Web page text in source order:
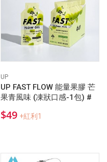
UP
UP FAST FLOW 能量果膠 芒
果青風味 (凍狀口感-1包) #
$49 +紅利1